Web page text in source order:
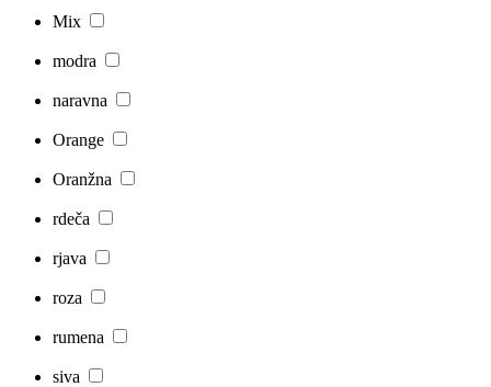
Mix
modra
naravna
Orange
Oranžna
rdeča
rjava
roza
rumena
siva